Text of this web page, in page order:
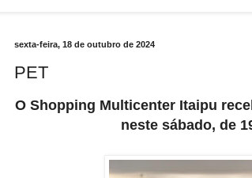
sexta-feira, 18 de outubro de 2024
PET
O Shopping Multicenter Itaipu
neste sábado, de